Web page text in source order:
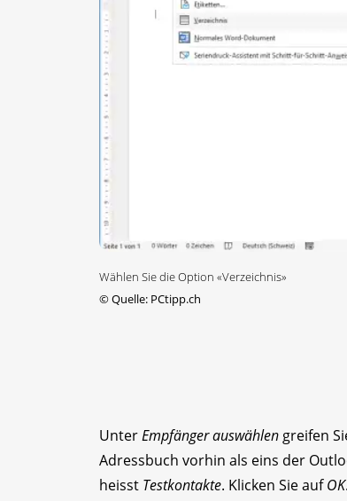
Wählen Sie die Option «Verzeichnis»
©Quelle: PCtipp.ch
UnterEmpfänger auswählen greifen
Adressbuch vorhin als eins der
heisst Testkontakte. Klicken Sie aufOK.